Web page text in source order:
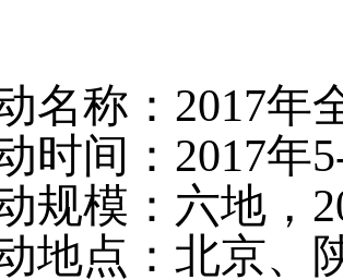
名称： 2017年
时间： 2017年
规模：六地，
地点：北京、